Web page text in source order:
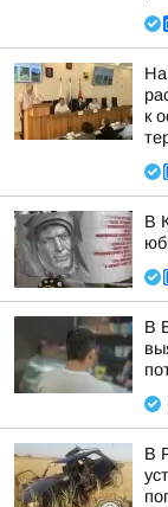
На
к
В
В
В